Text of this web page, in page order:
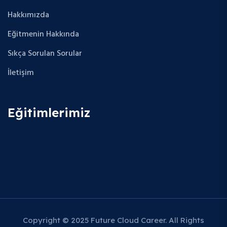
Hakkımızda
Eğitmenin Hakkında
Sıkça Sorulan Sorular
İletişim
Eğitimlerimiz
Copyright © 2025 Future Cloud Career. All Rights